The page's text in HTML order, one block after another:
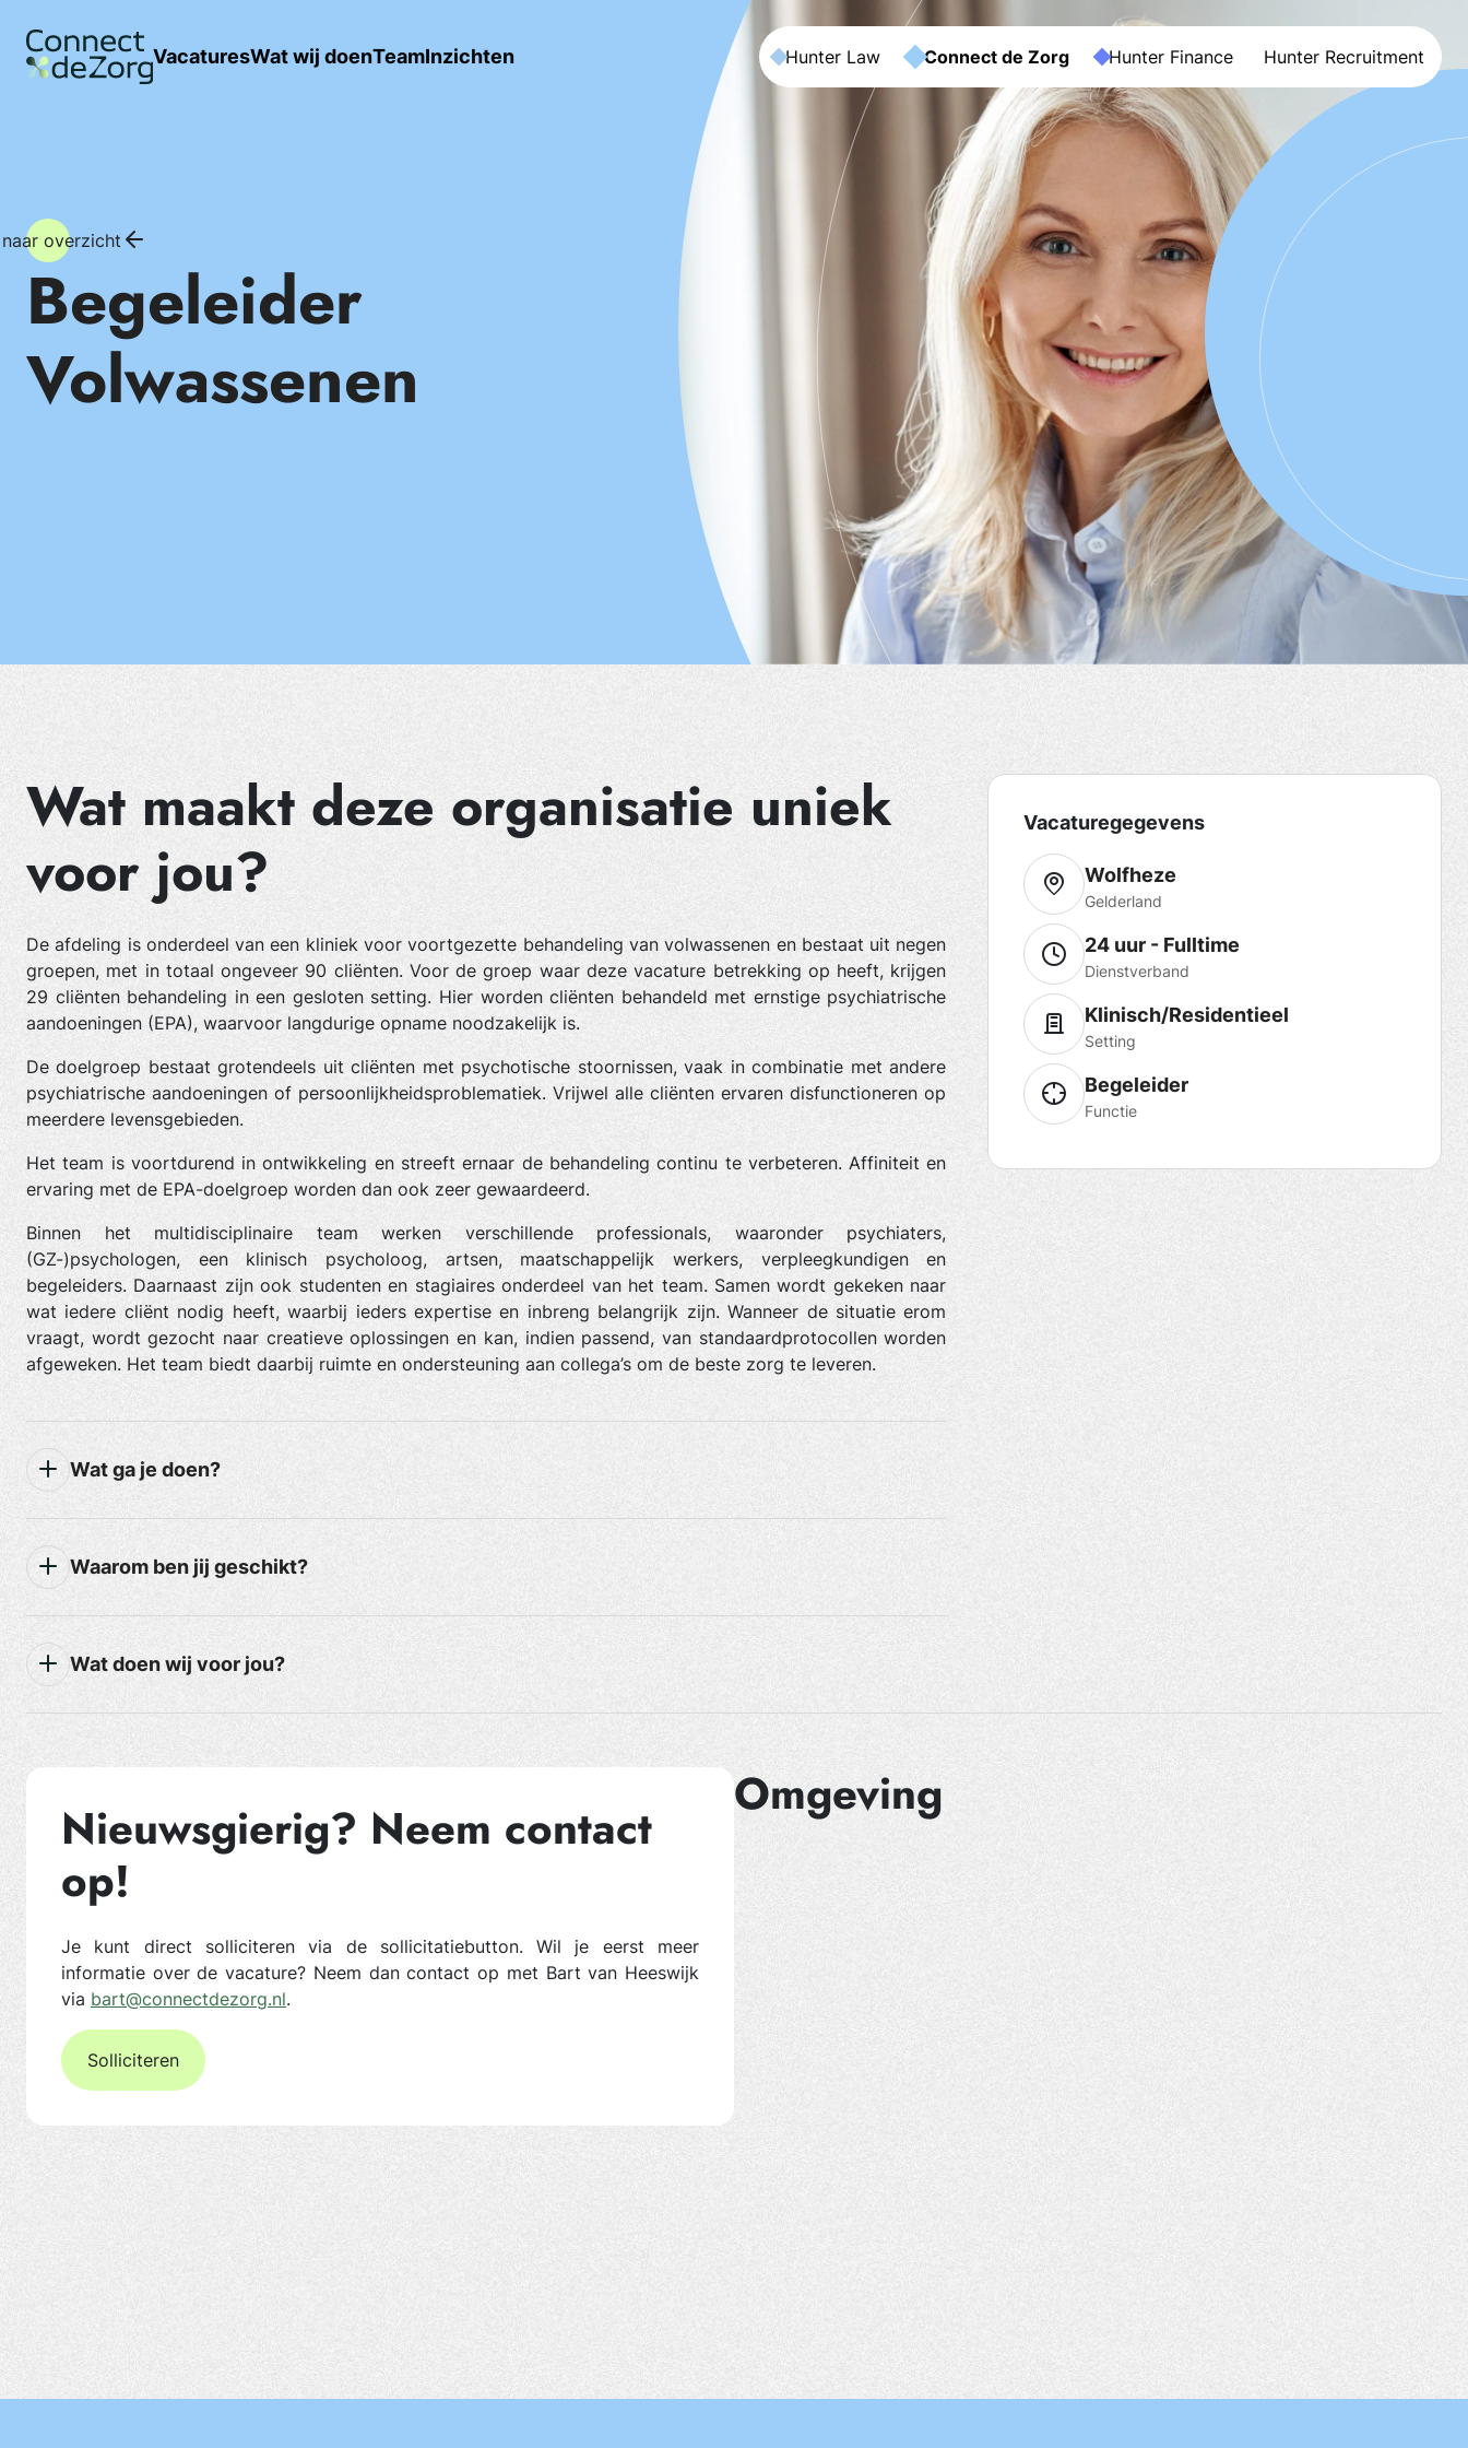
VacaturesWat wij doenTeamInzichten Hunter Law Connect de Zorg Hunter Finance Hunter Recruitment
overzicht
Begeleider
Volwassenen
Wat maakt deze organisatie uniek
voor jou?
De afdeling is onderdeel van een kliniek voor voortgezette behandeling van volwassenen en bestaat uit negen
groepen, met in totaal ongeveer 90 cliënten. Voor de groep waar deze vacature betrekking op heeft, krijgen
29 cliënten behandeling in een gesloten setting. Hier worden cliënten behandeld met ernstige psychiatrische
aandoeningen (EPA), waarvoor langdurige opname noodzakelijk is.
De doelgroep bestaat grotendeels uit cliënten met psychotische stoornissen, vaak in combinatie met andere
psychiatrische aandoeningen of persoonlijkheidsproblematiek. Vrijwel alle cliënten ervaren disfunctioneren op
meerdere levensgebieden.
Het team is voortdurend in ontwikkeling en streeft ernaar de behandeling continu te verbeteren. Affiniteit en
ervaring met de EPA-doelgroep worden dan ook zeer gewaardeerd.
Binnen het multidisciplinaire team werken verschillende professionals, waaronder psychiaters,
(GZ-)psychologen, een klinisch psycholoog, artsen, maatschappelijk werkers, verpleegkundigen en
begeleiders. Daarnaast zijn ook studenten en stagiaires onderdeel van het team. Samen wordt gekeken naar
wat iedere cliënt nodig heeft, waarbij ieders expertise en inbreng belangrijk zijn. Wanneer de situatie erom
vraagt, wordt gezocht naar creatieve oplossingen en kan, indien passend, van standaardprotocollen worden
afgeweken. Het team biedt daarbij ruimte en ondersteuning aan collega’s om de beste zorg te leveren.
Wat ga je doen?
Waarom ben jij geschikt?
Wat doen wij voor jou?
Vacaturegegevens
Wolfheze
Gelderland
24 uur - Fulltime
Dienstverband
Klinisch/Residentieel
Setting
Begeleider
Functie
Nieuwsgierig? Neem contact
op!
Je kunt direct solliciteren via de sollicitatiebutton. Wil je eerst meer
informatie over de vacature? Neem dan contact op met Bart van Heeswijk
via bart@connectdezorg.nl.
Solliciteren
Omgeving